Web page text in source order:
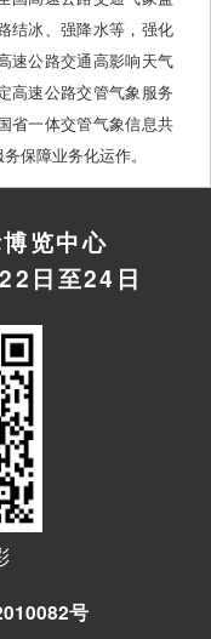
结冰、强降水等，强化
速公路交通高影响天气
高速公路交管气象服务
省一体交管气象信息共
保障业务化运作。
览中心
日至24日
号